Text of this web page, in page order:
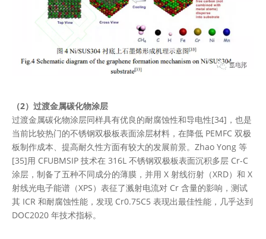
（2）过渡金属碳化物涂层
过渡金属碳化物涂层同样具有优良的耐腐蚀性和导电性[34]，也是
当前比较热门的不锈钢双极板表面涂层材料，在降低 PEMFC 双极
板制作成本、提高耐久性方面有较大的发展前景。Zhao Yong 等
[35]用 CFUBMSIP 技术在 316L 不锈钢双极板表面沉积多层 Cr-C
涂层，制备了五种不同成分的薄膜，并用 X 射线衍射（XRD）和 X
射线光电子能谱（XPS）表征了溅射电流对 Cr 含量的影响，测试
其 ICR 和耐腐蚀性能，发现 Cr0.75C5 表现出最佳性能，几乎达到
DOC2020 年技术指标。